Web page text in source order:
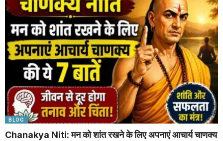
BLOG
Chanakya Niti: मन को शांत रखने के लिए अपनाएं आचार्य चाणक्य